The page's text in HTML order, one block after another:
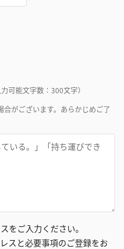
力可能文字数：300文字）
がございます。あらかじめご了
をご入力ください。
スと必要事項のご登録をお